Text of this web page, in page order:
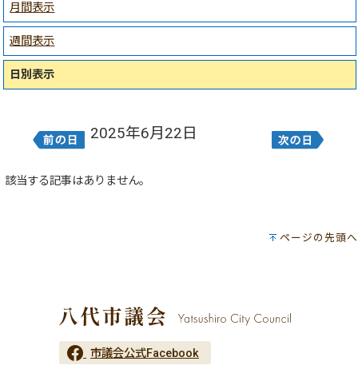
月間表示
週間表示
日別表示
2025年6月22日
該当する記事はありません。
ページの先頭へ
市議会公式Facebook